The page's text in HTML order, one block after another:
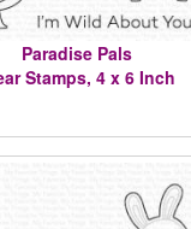
Paradise Pals
Stamps, 4 x 6 Inch